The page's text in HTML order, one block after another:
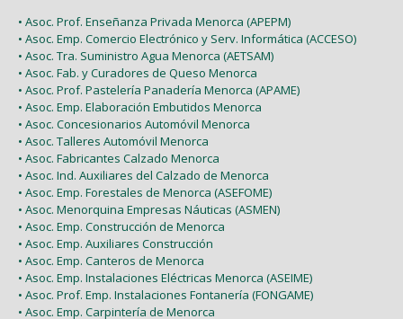
• Asoc. Prof. Enseñanza Privada Menorca (APEPM)
• Asoc. Emp. Comercio Electrónico y Serv. Informática (ACCESO)
• Asoc. Tra. Suministro Agua Menorca (AETSAM)
• Asoc. Fab. y Curadores de Queso Menorca
• Asoc. Prof. Pastelería Panadería Menorca (APAME)
• Asoc. Emp. Elaboración Embutidos Menorca
• Asoc. Concesionarios Automóvil Menorca
• Asoc. Talleres Automóvil Menorca
• Asoc. Fabricantes Calzado Menorca
• Asoc. Ind. Auxiliares del Calzado de Menorca
• Asoc. Emp. Forestales de Menorca (ASEFOME)
• Asoc. Menorquina Empresas Náuticas (ASMEN)
• Asoc. Emp. Construcción de Menorca
• Asoc. Emp. Auxiliares Construcción
• Asoc. Emp. Canteros de Menorca
• Asoc. Emp. Instalaciones Eléctricas Menorca (ASEIME)
• Asoc. Prof. Emp. Instalaciones Fontanería (FONGAME)
• Asoc. Emp. Carpintería de Menorca